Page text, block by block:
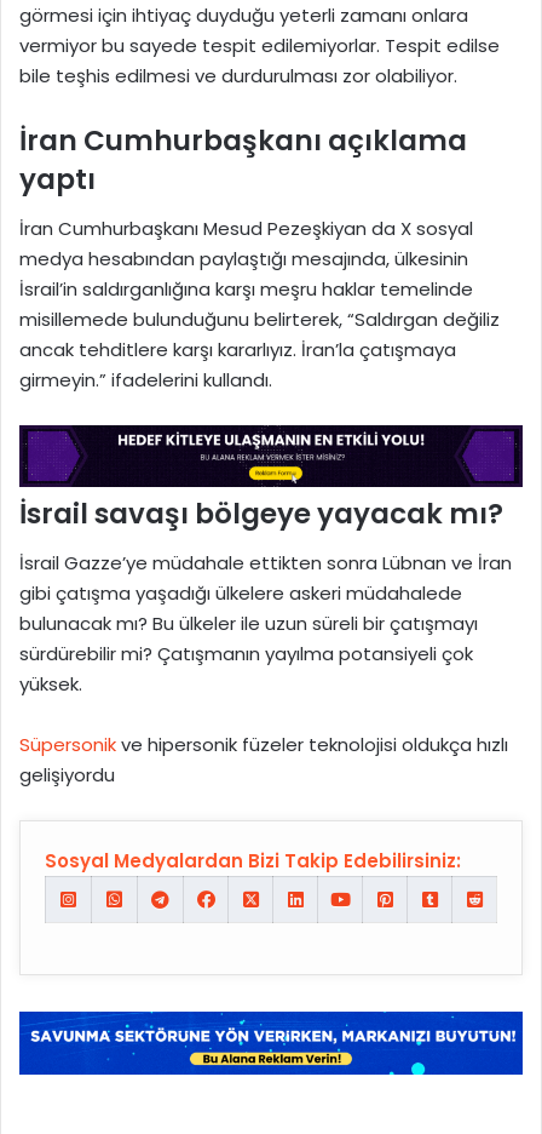
görmesi için ihtiyaç duyduğu yeterli zamanı onlara
vermiyor bu sayede tespit edilemiyorlar. Tespit edilse
bile teşhis edilmesi ve durdurulması zor olabiliyor.
İran Cumhurbaşkanı açıklama
yaptı
İran Cumhurbaşkanı Mesud Pezeşkiyan da X sosyal
medya hesabından paylaştığı mesajında, ülkesinin
İsrail’in saldırganlığına karşı meşru haklar temelinde
misillemede bulunduğunu belirterek, “Saldırgan değiliz
ancak tehditlere karşı kararlıyız. İran’la çatışmaya
girmeyin.” ifadelerini kullandı.
İsrail savaşı bölgeye yayacak mı?
İsrail Gazze’ye müdahale ettikten sonra Lübnan ve İran
gibi çatışma yaşadığı ülkelere askeri müdahalede
bulunacak mı? Bu ülkeler ile uzun süreli bir çatışmayı
sürdürebilir mi? Çatışmanın yayılma potansiyeli çok
yüksek.
Süpersonikve hipersonik füzeler teknolojisi oldukça hızlı
gelişiyordu
Sosyal Medyalardan Bizi Takip Edebilirsiniz: